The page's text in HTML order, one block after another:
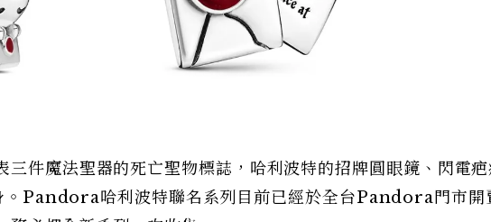
三件魔法聖器的死亡聖物標誌，哈利波特的招牌圓眼鏡、閃電
Pandora哈利波特聯名系列目前已經於全台Pandora門市開